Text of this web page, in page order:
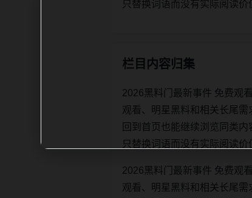
只替换词语而没有实际阅读价
栏目内容归集
2026黑料门最新事件 免费观
观看、明星黑料和相关长尾
回到首页也能继续浏览同类
只替换词语而没有实际阅读价
2026黑料门最新事件 免费观
观看、明星黑料和相关长尾